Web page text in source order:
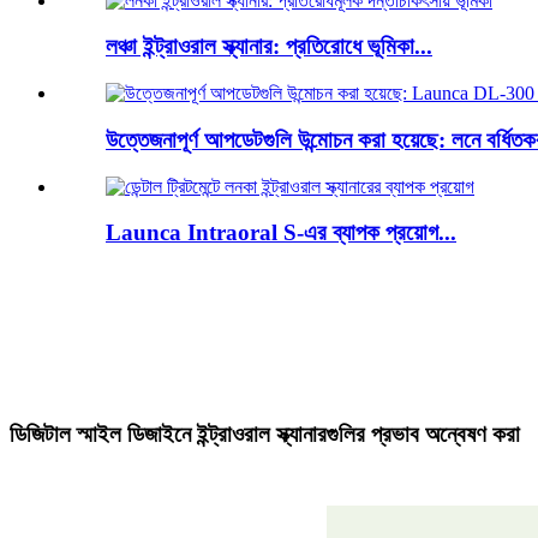
লঞ্চা ইন্ট্রাওরাল স্ক্যানার: প্রতিরোধে ভূমিকা...
উত্তেজনাপূর্ণ আপডেটগুলি উন্মোচন করা হয়েছে: লনে
Launca Intraoral S-এর ব্যাপক প্রয়োগ...
ডিজিটাল স্মাইল ডিজাইনে ইন্ট্রাওরাল স্ক্যানারগুলির প্রভাব অন্বেষণ করা